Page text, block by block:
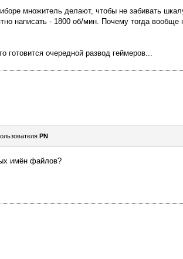
множитель делают, чтобы не забивать
написать - 1800 об/мин. Почему тогда вообще
готовится очередной развод геймеров...
PN
имён файлов?